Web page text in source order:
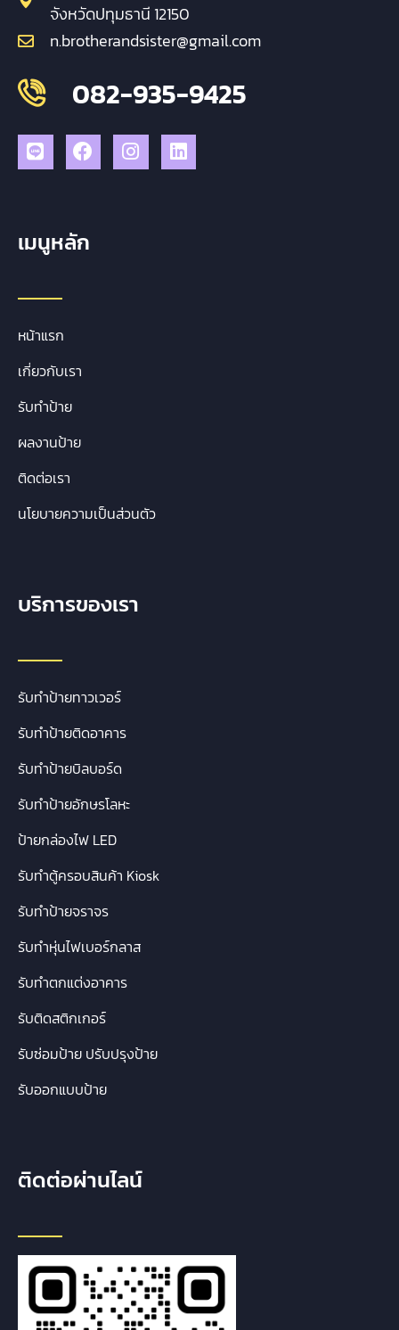
จังหวัดปทุมธานี 12150
n.brotherandsister@gmail.com
082-935-9425
เมนูหลัก
หน้าแรก
เกี่ยวกับเรา
รับทำป้าย
ผลงานป้าย
ติดต่อเรา
นโยบายความเป็นส่วนตัว
บริการของเรา
รับทำป้ายทาวเวอร์
รับทำป้ายติดอาคาร
รับทำป้ายบิลบอร์ด
รับทำป้ายอักษรโลหะ
ป้ายกล่องไฟ LED
รับทำตู้ครอบสินค้า Kiosk
รับทำป้ายจราจร
รับทำหุ่นไฟเบอร์กลาส
รับทำตกแต่งอาคาร
รับติดสติกเกอร์
รับซ่อมป้าย ปรับปรุงป้าย
รับออกแบบป้าย
ติดต่อผ่านไลน์